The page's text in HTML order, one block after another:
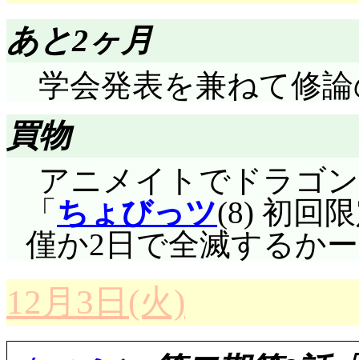
あと2ヶ月
学会発表を兼ねて修
買物
アニメイトでドラゴ
「 ちょびっツ(8) 初回
僅か2日で全滅するか
12月3日(火)